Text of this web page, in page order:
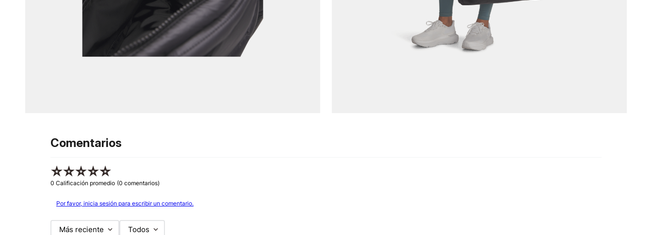
Comentarios
☆☆☆☆☆
0 Calificación promedio (0 comentarios)
Por favor, inicia sesión para escribir un comentario.
Más reciente Todos